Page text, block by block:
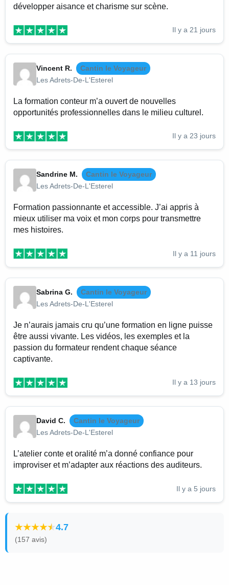
développer aisance et charisme sur scène.
Il y a 21 jours
Vincent R.
Cantin le Voyageur
Les Adrets-De-L'Esterel
La formation conteur m’a ouvert de nouvelles
opportunités professionnelles dans le milieu culturel.
Il y a 23 jours
Sandrine M.
Cantin le Voyageur
Les Adrets-De-L'Esterel
Formation passionnante et accessible. J’ai appris à
mieux utiliser ma voix et mon corps pour transmettre
mes histoires.
Il y a 11 jours
Sabrina G.
Cantin le Voyageur
Les Adrets-De-L'Esterel
Je n’aurais jamais cru qu’une formation en ligne puisse
être aussi vivante. Les vidéos, les exemples et la
passion du formateur rendent chaque séance
captivante.
Il y a 13 jours
David C.
Cantin le Voyageur
Les Adrets-De-L'Esterel
L’atelier conte et oralité m’a donné confiance pour
improviser et m’adapter aux réactions des auditeurs.
Il y a 5 jours
4.7
(157 avis)